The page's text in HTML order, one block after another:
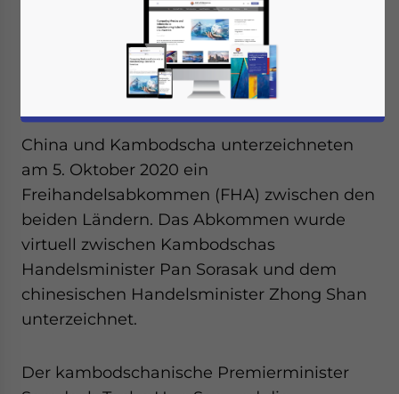
Posted byGerman Desk
Dezan Shira & Associates
China und Kambodscha unterzeichneten
am 5. Oktober 2020 ein
Freihandelsabkommen (FHA) zwischen den
beiden Ländern. Das Abkommen wurde
virtuell zwischen Kambodschas
Handelsminister Pan Sorasak und dem
chinesischen Handelsminister Zhong Shan
unterzeichnet.
Der kambodschanische Premierminister